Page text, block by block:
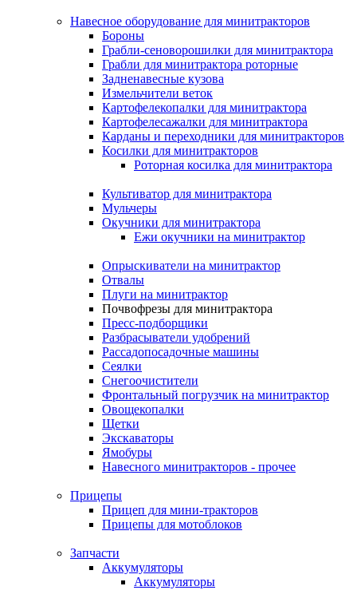
Навесное оборудование для минитракторов
Бороны
Грабли-сеноворошилки для минитрактора
Грабли для минитрактора роторные
Задненавесные кузова
Измельчители веток
Картофелекопалки для минитрактора
Картофелесажалки для минитрактора
Карданы и переходники для минитракторов
Косилки для минитракторов
Роторная косилка для минитрактора
Культиватор для минитрактора
Мульчеры
Окучники для минитрактора
Ежи окучники на минитрактор
Опрыскиватели на минитрактор
Отвалы
Плуги на минитрактор
Почвофрезы для минитрактора
Пресс-подборщики
Разбрасыватели удобрений
Рассадопосадочные машины
Сеялки
Снегоочистители
Фронтальный погрузчик на минитрактор
Овощекопалки
Щетки
Экскаваторы
Ямобуры
Навесного минитракторов - прочее
Прицепы
Прицеп для мини-тракторов
Прицепы для мотоблоков
Запчасти
Аккумуляторы
Аккумуляторы